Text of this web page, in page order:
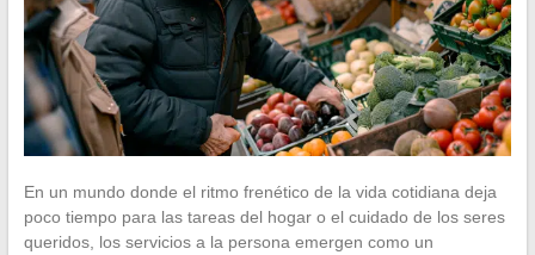
En un mundo donde el ritmo frenético de la vida cotidiana deja
poco tiempo para las tareas del hogar o el cuidado de los seres
queridos, los servicios a la persona emergen como un